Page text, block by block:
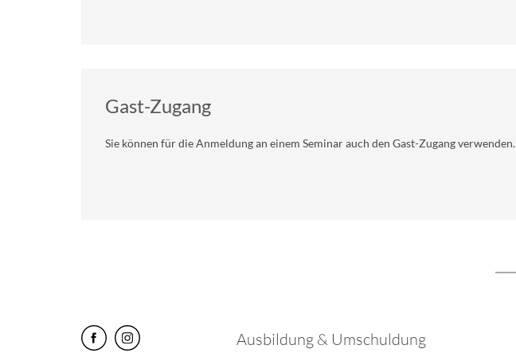
Gast-Zugang
Sie können für die Anmeldung an einem Seminar auch den Gast-Zugang verwenden.
Ausbildung & Umschuldung